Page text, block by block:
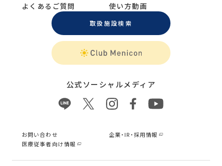
よくあるご質問 使い方動画
取扱施設検索
公式ソーシャルメディア
お問い合わせ
企業・IR・採用情報
医療従事者向け情報